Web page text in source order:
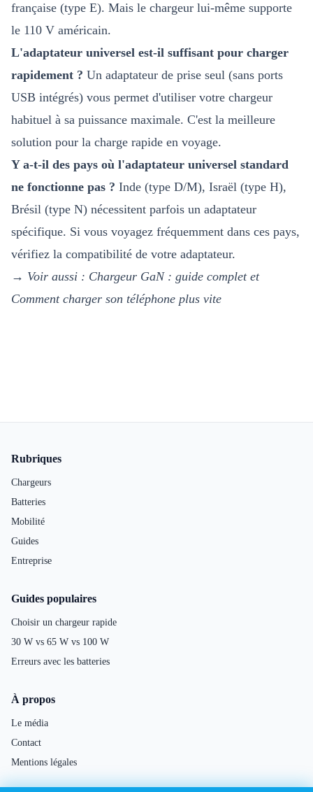
française (type E). Mais le chargeur lui-même supporte
le 110 V américain.
L'adaptateur universel est-il suffisant pour charger
rapidement ? Un adaptateur de prise seul (sans ports
USB intégrés) vous permet d'utiliser votre chargeur
habituel à sa puissance maximale. C'est la meilleure
solution pour la charge rapide en voyage.
Y a-t-il des pays où l'adaptateur universel standard
ne fonctionne pas ? Inde (type D/M), Israël (type H),
Brésil (type N) nécessitent parfois un adaptateur
spécifique. Si vous voyagez fréquemment dans ces pays,
vérifiez la compatibilité de votre adaptateur.
→ Voir aussi : Chargeur GaN : guide completet
Comment charger son téléphone plus vite
Rubriques
Chargeurs
Batteries
Mobilité
Guides
Entreprise
Guides populaires
Choisir un chargeur rapide
30 W vs 65 W vs 100 W
Erreurs avec les batteries
À propos
Le média
Contact
Mentions légales